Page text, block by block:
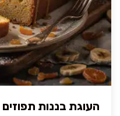
העוגת בננות